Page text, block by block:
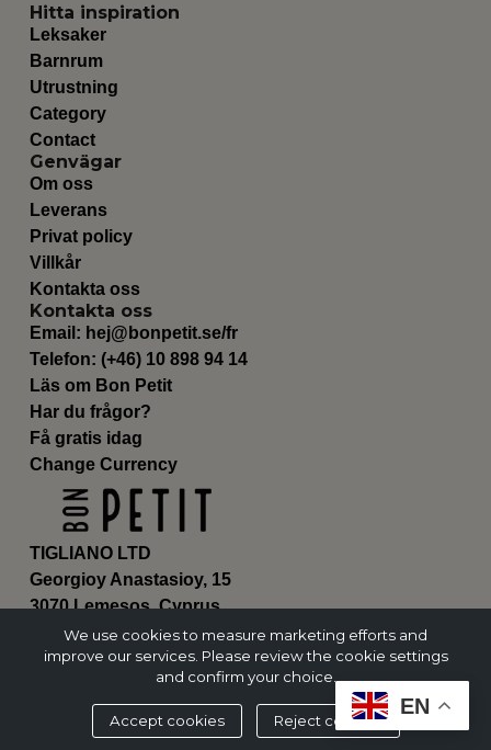
TIGLIANO LTD
Georgioy Anastasioy, 15
3070 Lemesos, Cyprus
ΗΕ 430179
Hitta inspiration
Leksaker
Barnrum
Utrustning
Category
Contact
Genvägar
Om oss
Leverans
Privat policy
Villkår
Kontakta oss
Kontakta oss
Email: hej@bonpetit.se/fr
Telefon: (+46) 10 898 94 14
Läs om Bon Petit
Har du frågor?
Få gratis idag
Change Currency
EN
We use cookies to measure marketing efforts and
improve our services. Please review the cookie settings
and confirm your choice.
Accept cookies Reject cookies